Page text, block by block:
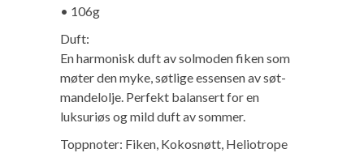
• 106g
Duft:
En harmonisk duft av solmoden fiken som
møter den myke, søtlige essensen av søt-
mandelolje. Perfekt balansert for en
luksuriøs og mild duft av sommer.
Toppnoter: Fiken, Kokosnøtt, Heliotrope